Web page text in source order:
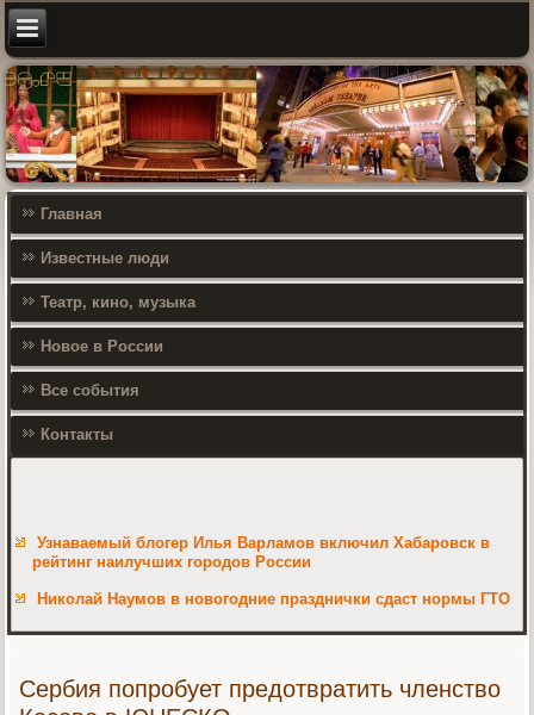
Главная
Известные люди
Театр, кино, музыка
Новое в России
Все события
Контакты
Узнаваемый блогер Илья Варламов включил Хабаровск в
рейтинг наилучших городов России
Николай Наумов в новогодние празднички сдаст нормы ГТО
Сербия попробует предотвратить членство